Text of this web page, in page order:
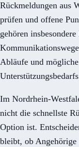
Rückmeldungen aus
prüfen und offene
gehören
Abläufe und
Im Nordrhein-
nicht die schnellste
Option ist.
bleibt, ob Angehörige